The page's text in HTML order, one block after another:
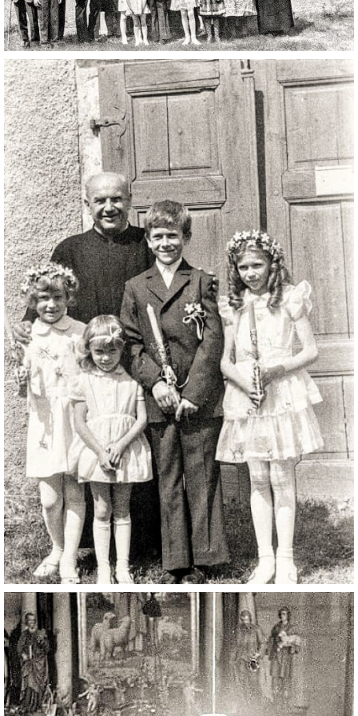
DŮL NA SLÍDU (NA KOLE)
Kontakt:
tel. 773 916 275
info@domdej.cz
--------------------------------------------------------------
Tento projekt je realizován za finanční podpory
města Domažlice.
© 2026 eStránky.cz |Aktualizováno: 17. 7. 2026|Nahoru ↑